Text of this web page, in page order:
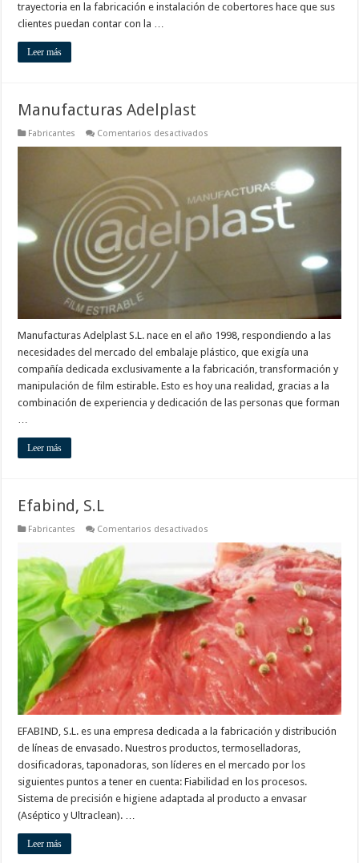
trayectoria en la fabricación e instalación de cobertores hace que sus
clientes puedan contar con la …
Leer más
Manufacturas Adelplast
Fabricantes Comentarios desactivados
Manufacturas Adelplast S.L. nace en el año 1998, respondiendo a las
necesidades del mercado del embalaje plástico, que exigía una
compañía dedicada exclusivamente a la fabricación, transformación y
manipulación de film estirable. Esto es hoy una realidad, gracias a la
combinación de experiencia y dedicación de las personas que forman
…
Leer más
Efabind, S.L
Fabricantes Comentarios desactivados
EFABIND, S.L. es una empresa dedicada a la fabricación y distribución
de líneas de envasado. Nuestros productos, termoselladoras,
dosificadoras, taponadoras, son líderes en el mercado por los
siguientes puntos a tener en cuenta: Fiabilidad en los procesos.
Sistema de precisión e higiene adaptada al producto a envasar
(Aséptico y Ultraclean). …
Leer más